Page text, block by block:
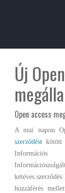
Új
Open access
A mai napon
szerződést kötött
Információs
kétéves
hozzáférés